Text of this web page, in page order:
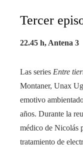
Tercer
22.45 h, Antena 3
Las series Entre
Montaner, Unax
emotivo
años. Durante la
médico de Nicolás
tratamiento de